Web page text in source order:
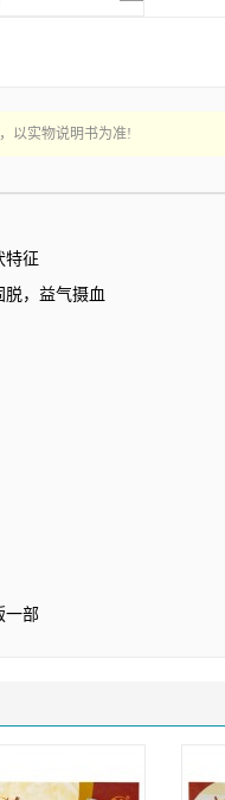
以实物说明书为准!
特征
脱，益气摄血
一部